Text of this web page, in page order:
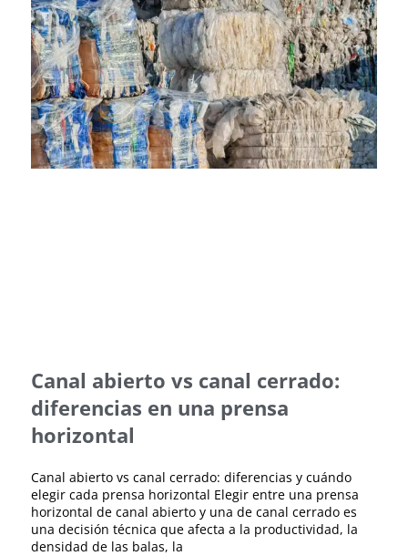
Canal abierto vs canal cerrado:
diferencias en una prensa
horizontal
Canal abierto vs canal cerrado: diferencias y cuándo
elegir cada prensa horizontal Elegir entre una prensa
horizontal de canal abierto y una de canal cerrado es
una decisión técnica que afecta a la productividad, la
densidad de las balas, la